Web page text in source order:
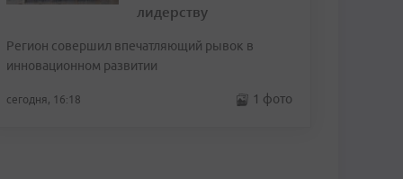
лидерству
Регион совершил впечатляющий рывок в
инновационном развитии
сегодня, 16:18 1 фото